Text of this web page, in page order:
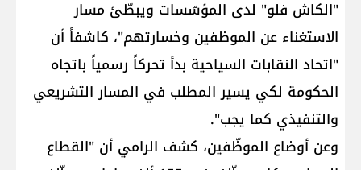
"الكاش فلو" لدى المؤسّسات ويبطّئ مسار
الاستغناء عن الموظفين وخسارتهم"، كاشفاً أن
"اتحاد النقابات السياحية بدأ تحركاً رسمياً باتجاه
الحكومة لكي يسير المطلب في المسار التشريعي
والتنفيذي كما يجب".
وعن أوضاع الموظّفين، كشف الرامي أن "القطاع